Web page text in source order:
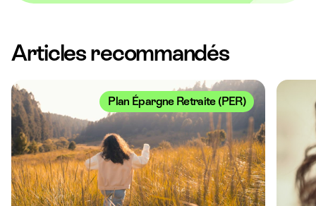
Articles recommandés
Plan Épargne Retraite (PER)